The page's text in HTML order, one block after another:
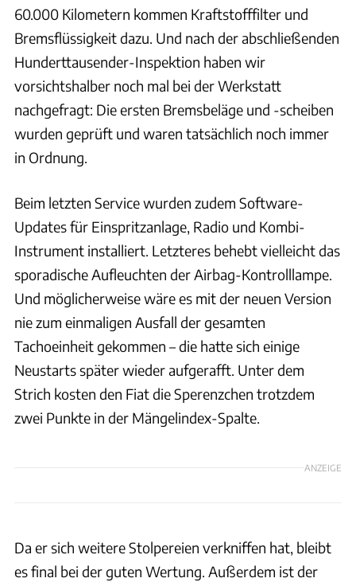
60.000 Kilometern kommen Kraftstofffilter und
Bremsflüssigkeit dazu. Und nach der abschließenden
Hunderttausender-Inspektion haben wir
vorsichtshalber noch mal bei der Werkstatt
nachgefragt: Die ersten Bremsbeläge und -scheiben
wurden geprüft und waren tatsächlich noch immer
in Ordnung.
Beim letzten Service wurden zudem Software-
Updates für Einspritzanlage, Radio und Kombi-
Instrument installiert. Letzteres behebt vielleicht das
sporadische Aufleuchten der Airbag-Kontrolllampe.
Und möglicherweise wäre es mit der neuen Version
nie zum einmaligen Ausfall der gesamten
Tachoeinheit gekommen – die hatte sich einige
Neustarts später wieder aufgerafft. Unter dem
Strich kosten den Fiat die Sperenzchen trotzdem
zwei Punkte in der Mängelindex-Spalte.
ANZEIGE
Da er sich weitere Stolpereien verkniffen hat, bleibt
es final bei der guten Wertung. Außerdem ist der